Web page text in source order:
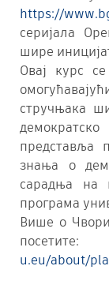
https://
серијала
шире
Овај курс
стручњака
представља
знања о
сарадња на
програма
Више о
u.eu/about/